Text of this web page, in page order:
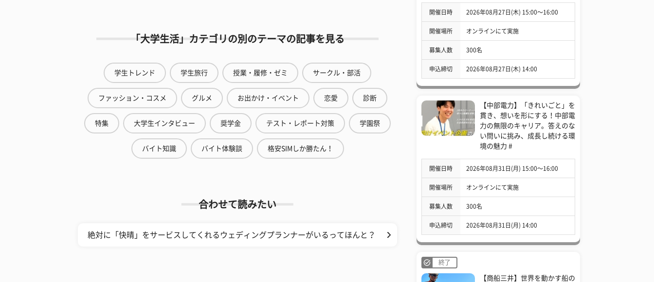
「大学生活」カテゴリの別のテーマの記事を見る
学生トレンド 学生旅行 授業・履修・ゼミ サークル・部活
ファッション・コスメ グルメ お出かけ・イベント 恋愛 診断
特集 大学生インタビュー 奨学金 テスト・レポート対策 学園祭
バイト知識 バイト体験談 格安SIMしか勝たん！
合わせて読みたい
絶対に「快晴」をサービスしてくれるウェディングプランナーがいるってほんと？
開催日時 2026年08月27日(木) 15:00〜16:00
開催場所 オンラインにて実施
募集人数 300名
申込締切 2026年08月27日(木) 14:00
【中部電力】「きれいごと」を
貫き、想いを形にする！中部電
力の無限のキャリア。答えのな
い問いに挑み、成長し続ける環
境の魅力 #
開催日時 2026年08月31日(月) 15:00〜16:00
開催場所 オンラインにて実施
募集人数 300名
申込締切 2026年08月31日(月) 14:00
終了
【商船三井】世界を動かす船の